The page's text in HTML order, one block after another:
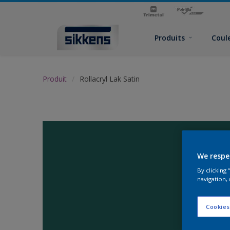
Produits
Produit Rollacryl Lak Satin
We
By clicking
navigation,